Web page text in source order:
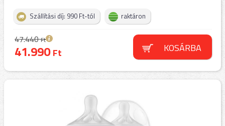
Szállítási díj: 990 Ft-tól raktáron
47.440Ft
41.990Ft KOSÁRBA